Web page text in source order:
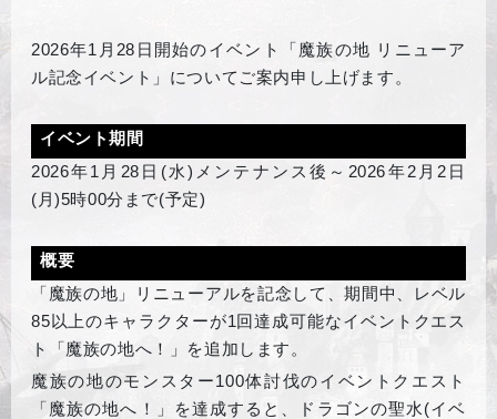
2026年1月28日開始のイベント「魔族の地 リニューア
ル記念イベント」についてご案内申し上げます。
イベント期間
2026年1月28日(水)メンテナンス後～2026年2月2日
(月)5時00分まで(予定)
概要
「魔族の地」リニューアルを記念して、期間中、レベル
85以上のキャラクターが1回達成可能なイベントクエス
ト「魔族の地へ！」を追加します。
魔族の地のモンスター100体討伐のイベントクエスト
「魔族の地へ！」を達成すると、ドラゴンの聖水(イベ